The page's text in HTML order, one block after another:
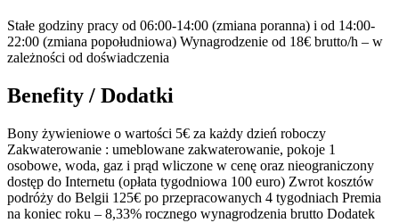
Stałe godziny pracy od 06:00-14:00 (zmiana poranna) i od 14:00-
22:00 (zmiana popołudniowa) Wynagrodzenie od 18€ brutto/h – w
zależności od doświadczenia
Benefity / Dodatki
Bony żywieniowe o wartości 5€ za każdy dzień roboczy
Zakwaterowanie : umeblowane zakwaterowanie, pokoje 1
osobowe, woda, gaz i prąd wliczone w cenę oraz nieograniczony
dostęp do Internetu (opłata tygodniowa 100 euro) Zwrot kosztów
podróży do Belgii 125€ po przepracowanych 4 tygodniach Premia
na koniec roku – 8,33% rocznego wynagrodzenia brutto Dodatek